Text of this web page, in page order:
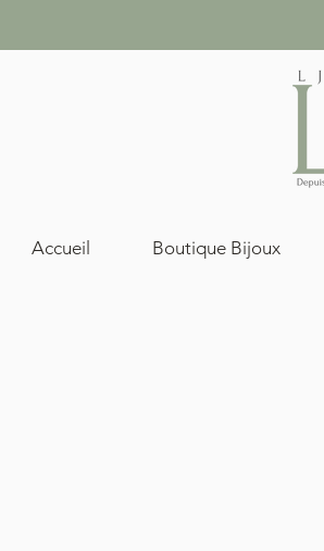
Accueil Boutique Bijoux